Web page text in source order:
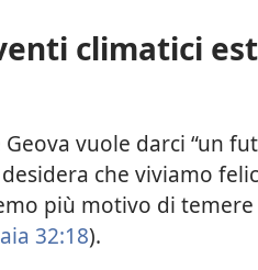
climatici
vuole darci “un
che viviamo
più motivo di
32:18).